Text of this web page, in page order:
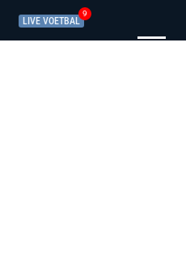
LIVE VOETBAL
9